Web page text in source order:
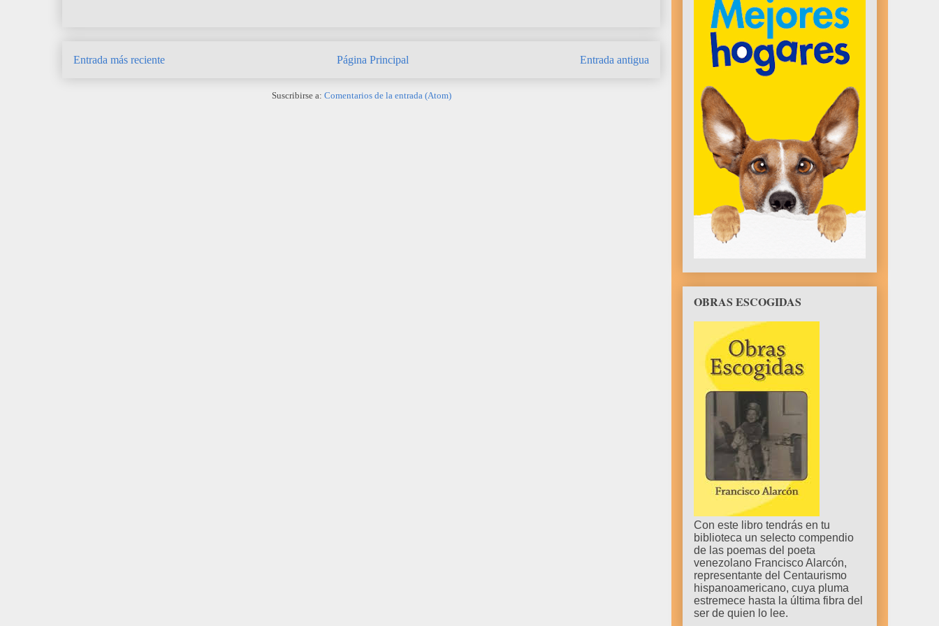
Entrada más reciente Entrada antigua
Página Principal
Suscribirse a: Comentarios de la entrada (Atom)
OBRAS ESCOGIDAS
Con este libro tendrás en tu
biblioteca un selecto compendio
de las poemas del poeta
venezolano Francisco Alarcón,
representante del Centaurismo
hispanoamericano, cuya pluma
estremece hasta la última fibra del
ser de quien lo lee.